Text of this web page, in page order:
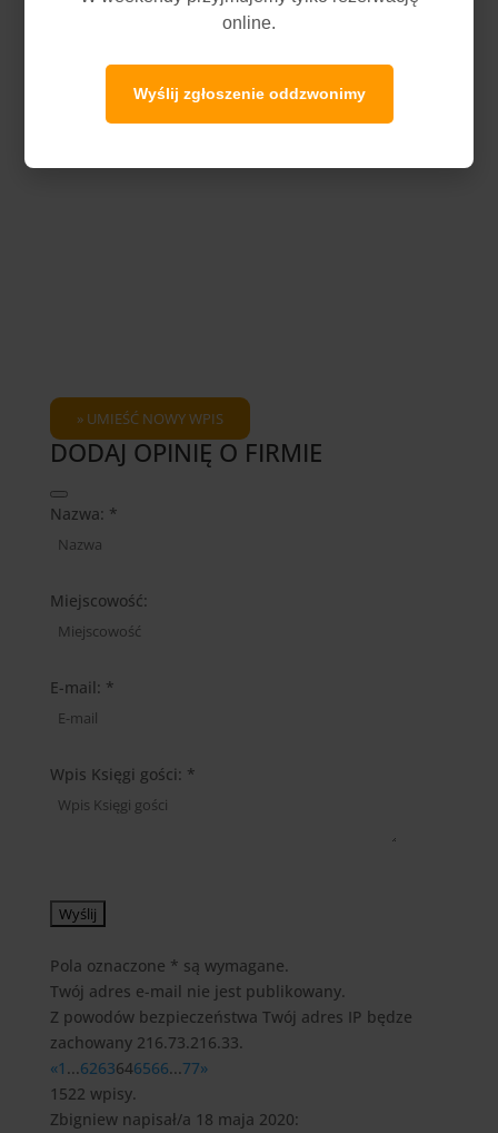
DODAJ OPINIĘ O FIRMIE
Hide
this
form.
Nazwa: *
Miejscowość:
E-mail: *
Wpis Księgi gości: *
Pola oznaczone * są wymagane.
Twój adres e-mail nie jest publikowany.
Z powodów bezpieczeństwa Twój adres IP będze
zachowany 216.73.216.33.
«1 ...6263646566...77»
1522 wpisy.
Zbigniew napisał/a 18 maja 2020:
online.
Wyślij zgłoszenie oddzwonimy